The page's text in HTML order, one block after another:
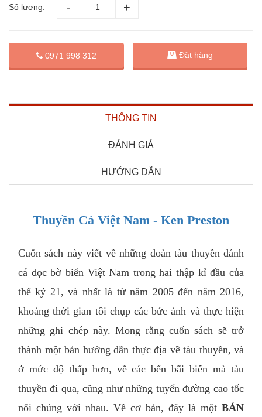
Số lượng:
0971 998 312 Đặt hàng
THÔNG TIN
ĐÁNH GIÁ
HƯỚNG DẪN
Thuyền Cá Việt Nam - Ken Preston
Cuốn sách này viết về những đoàn tàu thuyền đánh
cá dọc bờ biển Việt Nam trong hai thập kỉ đầu của
thế kỷ 21, và nhất là từ năm 2005 đến năm 2016,
khoảng thời gian tôi chụp các bức ảnh và thực hiện
những ghi chép này. Mong rằng cuốn sách sẽ trở
thành một bản hướng dẫn thực địa về tàu thuyền, và
ở mức độ thấp hơn, về các bến bãi biển mà tàu
thuyền đi qua, cũng như những tuyến đường cao tốc
nối chúng với nhau. Về cơ bản, đây là một BẢN